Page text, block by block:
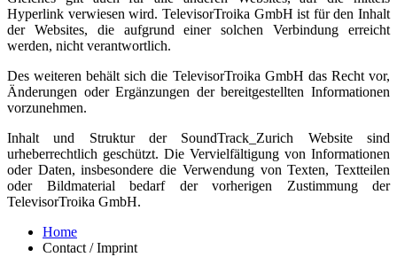
Hyperlink verwiesen wird. TelevisorTroika GmbH ist für den Inhalt
der Websites, die aufgrund einer solchen Verbindung erreicht
werden, nicht verantwortlich.
Des weiteren behält sich die TelevisorTroika GmbH das Recht vor,
Änderungen oder Ergänzungen der bereitgestellten Informationen
vorzunehmen.
Inhalt und Struktur der SoundTrack_Zurich Website sind
urheberrechtlich geschützt. Die Vervielfältigung von Informationen
oder Daten, insbesondere die Verwendung von Texten, Textteilen
oder Bildmaterial bedarf der vorherigen Zustimmung der
TelevisorTroika GmbH.
Home
Contact / Imprint